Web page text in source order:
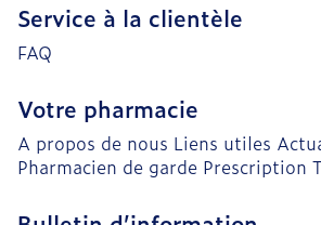
Service à la clientèle
FAQ
Votre pharmacie
A propos de nous Liens utiles
Pharmacien de garde Prescription